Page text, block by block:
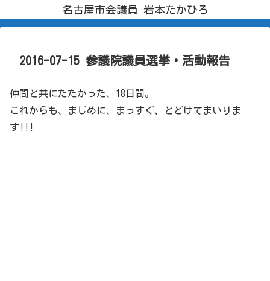
名古屋市会議員 岩本たかひろ
2016-07-15 参議院議員選挙・活動報告
仲間と共にたたかった、18日間。
これからも、まじめに、まっすぐ、とどけてまいりま
す!!!